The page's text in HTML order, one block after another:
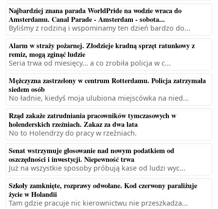
Najbardziej znana parada WorldPride na wodzie wraca do
Amsterdamu. Canal Parade - Amsterdam - sobota...
Byliśmy z rodziną i wspominamy ten dzień bardzo do...
Alarm w straży pożarnej. Złodzieje kradną sprzęt ratunkowy z
remiz, mogą zginąć ludzie
Seria trwa od miesięcy... a co zrobiła policja w c...
Mężczyzna zastrzelony w centrum Rotterdamu. Policja zatrzymała
siedem osób
No ładnie, kiedyś moja ulubiona miejscówka na nied...
Rząd zakaże zatrudniania pracowników tymczasowych w
holenderskich rzeźniach. Zakaz za dwa lata
No to Holendrzy do pracy w rzeźniach.
Senat wstrzymuje głosowanie nad nowym podatkiem od
oszczędności i inwestycji. Niepewność trwa
Już na wszystkie sposoby próbują kase od ludzi wyc...
Szkoły zamknięte, rozprawy odwołane. Kod czerwony paraliżuje
życie w Holandii
Tam gdzie pracuje nic kierownictwu nie przeszkadza...